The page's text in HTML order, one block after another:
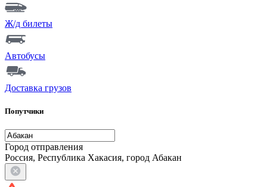
Ж/д билеты
Автобусы
Доставка грузов
Попутчики
Город отправления
Россия, Республика Хакасия, город Абакан